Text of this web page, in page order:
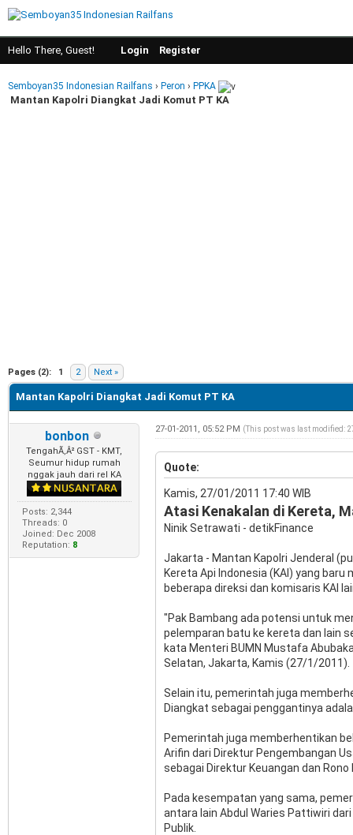
Hello There, Guest! Login Register
Semboyan35 Indonesian Railfans › Peron › PPKA
Mantan Kapolri Diangkat Jadi Komut PT KA
Pages (2): 1 2 Next »
Mantan Kapolri Diangkat Jadi Komut PT KA
bonbon
TengahÃ‚Â² GST - KMT,
Seumur hidup rumah
nggak jauh dari rel KA
Posts: 2,344
Threads: 0
Joined: Dec 2008
Reputation: 8
27-01-2011, 05:52 PM (This post was last modified:
Quote:
Kamis, 27/01/2011 17:40 WIB
Atasi Kenakalan di Kereta,
Ninik Setrawati - detikFinance
Jakarta - Mantan Kapolri Jenderal
Kereta Api Indonesia (KAI) yang
beberapa direksi dan komisaris KAI
"Pak Bambang ada potensi untuk
pelemparan batu ke kereta dan lain
kata Menteri BUMN Mustafa
Selatan, Jakarta, Kamis (27/1/2011).
Selain itu, pemerintah juga
Diangkat sebagai penggantinya
Pemerintah juga memberhentikan
Arifin dari Direktur Pengembangan
sebagai Direktur Keuangan dan
Pada kesempatan yang sama,
antara lain Abdul Waries Pattiwiri
Publik.